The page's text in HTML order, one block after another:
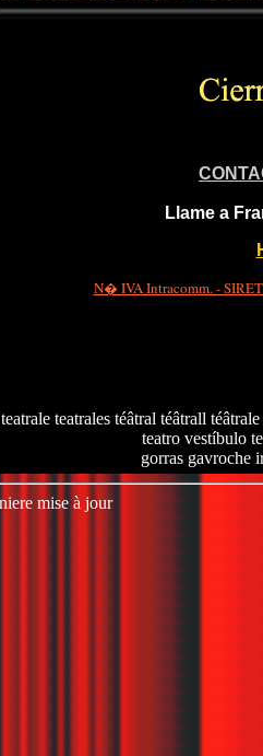
Llame a
N� IVA Intracomm. -
teatrales téâtral téâtrall
teatro vestíbulo
gorras gavroche
mise à jour